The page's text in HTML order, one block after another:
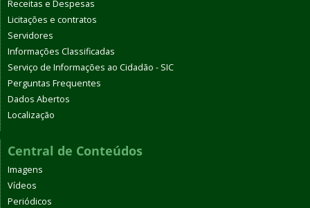
Receitas e Despesas
Licitações e contratos
Servidores
Informações Classificadas
Serviço de Informações ao Cidadão - SIC
Perguntas Frequentes
Dados Abertos
Localização
Central de Conteúdos
Imagens
Vídeos
Periódicos